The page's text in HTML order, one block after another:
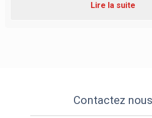
Lire la suite
Contactez nous